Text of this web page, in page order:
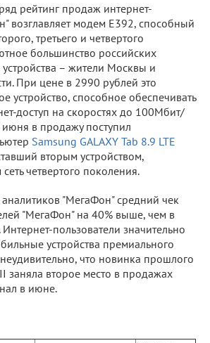
рейтинг продаж интернет-
возглавляет модем E392, способный
третьего и четвертого
большинство российских
устройства – жители Москвы и
При цене в 2990 рублей это
устройство, способное обеспечивать
доступ на скоростях до 100Мбит/
в продажу поступил
Samsung GALAXY Tab 8.9 LTE
вторым устройством,
четвертого поколения.
"МегаФон" средний чек
"МегаФон" на 40% выше, чем в
пользователи значительно
устройства премиального
что новинка прошлого
заняла второе место в продажах
в июне.